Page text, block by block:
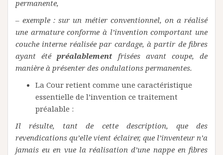
permanente,
– exemple : sur un métier conventionnel, on a réalisé
une armature conforme à l’invention comportant une
couche interne réalisée par cardage, à partir de fibres
ayant étépréalablementfrisées avant coupe, de
manière à présenter des ondulations permanentes.
La Cour retient comme une caractéristique
essentielle de l’invention ce traitement
préalable :
Il résulte, tant de cette description, que des
revendications qu’elle vient éclairer, que l’inventeur n’a
jamais eu en vue la réalisation d’une nappe en fibres